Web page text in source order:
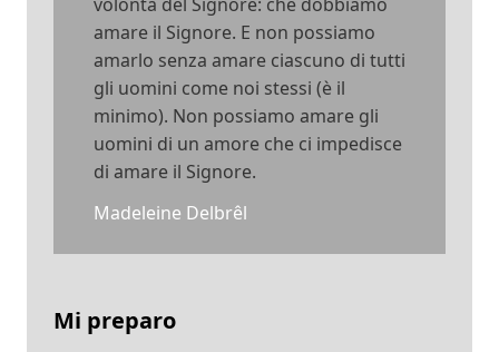
amare il Signore. E non possiamo
amarlo senza amare ciascuno di tutti
gli uomini come noi stessi (è il
minimo). Non possiamo amare gli
uomini di un amore che ci impedisce
di amare il Signore.
Madeleine Delbrêl
Mi preparo